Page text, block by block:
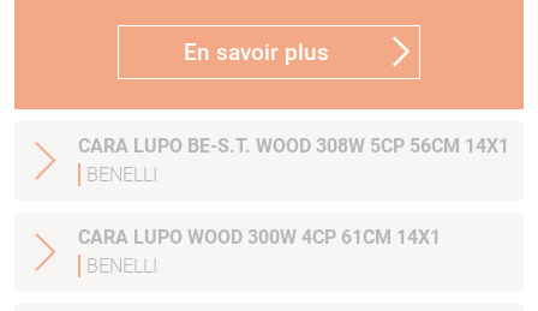
En savoir plus
CARA LUPO BE-S.T. WOOD 308W 5CP 56CM 14X1
BENELLI
CARA LUPO WOOD 300W 4CP 61CM 14X1
BENELLI